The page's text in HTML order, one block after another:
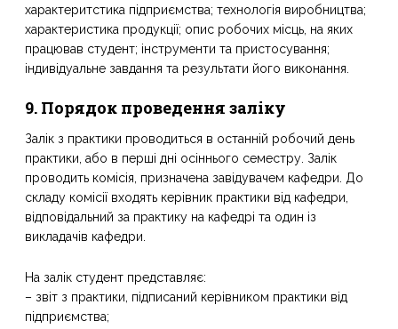
характеритстика підприємства; технологія виробництва;
характеристика продукції; опис робочих місць, на яких
працював студент; інструменти та пристосування;
індивідуальне завдання та результати його виконання.
9. Порядок проведення заліку
Залік з практики проводиться в останній робочий день
практики, або в перші дні осіннього семестру. Залік
проводить комісія, призначена завідувачем кафедри. До
складу комісії входять керівник практики від кафедри,
відповідальний за практику на кафедрі та один із
викладачів кафедри.
На залік студент представляє:
– звіт з практики, підписаний керівником практики від
підприємства;